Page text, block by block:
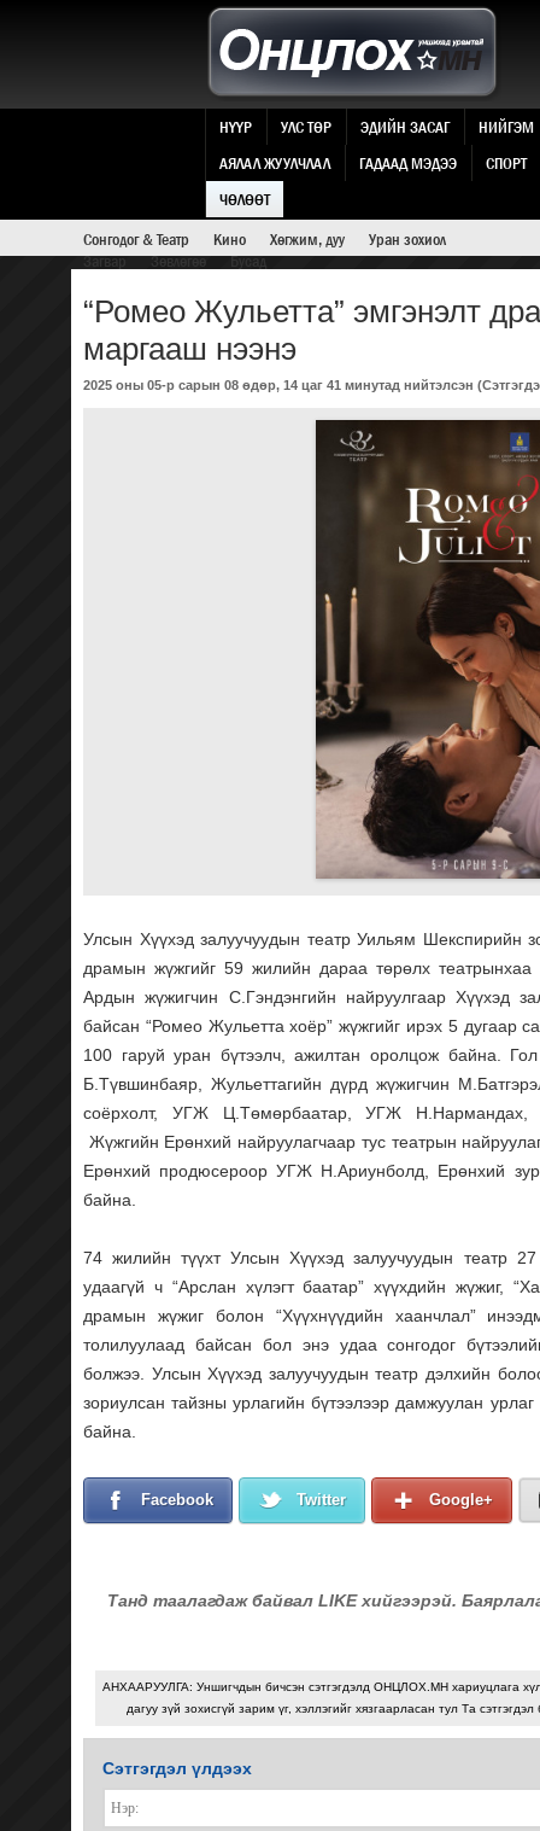
ЧӨЛӨӨТ ЕРТӨНЦ
НҮҮР УЛС ТӨР ЭДИЙН ЗАСАГ
НИЙГЭМ
АЯЛАЛ ЖУУЛЧЛАЛ
ГАДААД МЭДЭЭ
СПОРТ
ЧӨЛӨӨТ
Сонгодог & Театр
Кино Хөгжим, дуу
Уран зохиол
Загвар
Зөвлөгөө Бусад
“Ромео Жульетта” эмгэнэлт
маргааш нээнэ
2025 оны 05-р сарын 08 өдөр, 14 цаг 41 минутад нийтэлсэн (
Улсын Хүүхэд залуучуудын театр Уильям Шекспирийн
драмын жүжгийг 59 жилийн дараа төрөлх
Ардын жүжигчин С.Гэндэнгийн найруулгаар Хүүхэд
байсан “Ромео Жульетта хоёр” жүжгийг ирэх 5 дугаар
100 гаруй уран бүтээлч, ажилтан оролцож байна.
Б.Түвшинбаяр, Жульеттагийн дүрд жүжигчин
соёрхолт, УГЖ Ц.Төмөрбаатар, УГЖ
Жүжгийн Ерөнхий найруулагчаар тус театрын
Ерөнхий продюсероор УГЖ Н.Ариунболд, Ерөнхий
байна.
74 жилийн түүхт Улсын Хүүхэд залуучуудын театр
удаагүй ч “Арслан хүлэгт баатар” хүүхдийн жүжиг,
драмын жүжиг болон “Хүүхнүүдийн хаанчлал”
толилуулаад байсан бол энэ удаа сонгодог
болжээ. Улсын Хүүхэд залуучуудын театр дэлхийн
зориулсан тайзны урлагийн бүтээлээр дамжуулан
байна.
Facebook Twitter Google+
Танд таалагдаж байвал LIKE хийгээрэй.
АНХААРУУЛГА: Уншигчдын бичсэн сэтгэгдэлд ОНЦЛОХ.МН хариуцлага
дагуу зүй зохисгүй зарим үг, хэллэгийг хязгаарласан тул Та
Сэтгэгдэл үлдээх